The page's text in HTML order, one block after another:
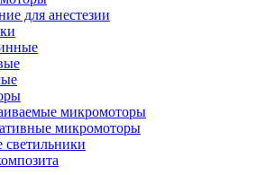
для анестезии
микромоторы
микромоторы
светильники